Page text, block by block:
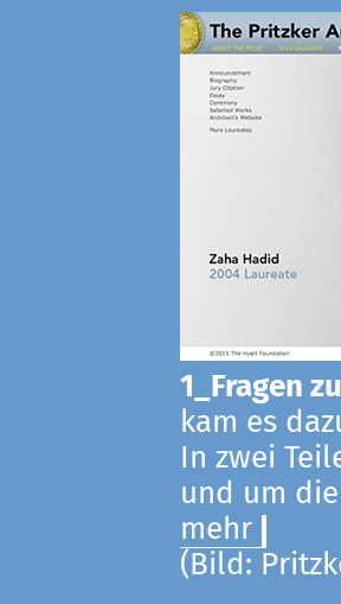
1_Fragen
kam es
In zwei
und um
mehr
(Bild: